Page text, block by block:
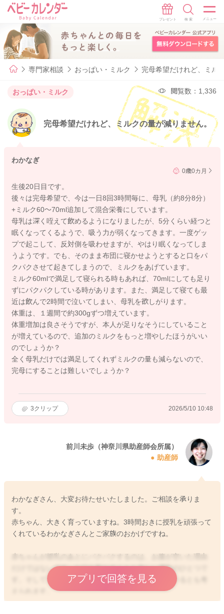
専門家相談 おっぱい・ミルク 完母希望だけれど、ミル
おっぱい・ミルク 閲覧数：1,336
完母希望だけれど、ミルクの量が減りません。
わかなぎ
0歳0カ月
生後20日目です。
後々は完母希望で、今は一日8回3時間毎に、母乳（約8分8分）
+ミルク60〜70ml追加して混合栄養にしています。
母乳は深く咥えて飲めるようになりましたが、5分くらい経つと
眠くなってくるようで、吸う力が弱くなってきます。一度ゲッ
プで起こして、反対側を吸わせますが、やはり眠くなってしま
うようです。でも、そのまま布団に寝かせようとすると口をパ
クパクさせて起きてしまうので、ミルクをあげています。
ミルク60mlで満足して寝られる時もあれば、70mlにしても足り
ずにパクパクしている時があります。また、満足して寝ても最
近は飲んで2時間で泣いてしまい、母乳を欲しがります。
体重は、１週間で約300gずつ増えています。
体重増加は良さそうですが、本人が足りなそうにしていること
が増えているので、追加のミルクをもっと増やしたほうがいい
のでしょうか？
全く母乳だけでは満足してくれずミルクの量も減らないので、
完母にすることは難しいでしょうか？
3クリップ 2026/5/10 10:48
前川未歩（神奈川県助産師会所属）
助産師
わかなぎさん、大変お待たせいたしました。ご相談を承りま
す。
赤ちゃん、大きく育っていますね。3時間おきに授乳を頑張って
くれているわかなぎさんとご家族のおかげですね。
赤ちゃんが授乳のあとにパクパクするのは、お腹が空いた理由
だけではないです。お口を動かすことも楽しい運動のひとつで
す。そしてリズムよく授乳していた余韻を楽しんでいるとも考
えられます。
アプリで回答を見る